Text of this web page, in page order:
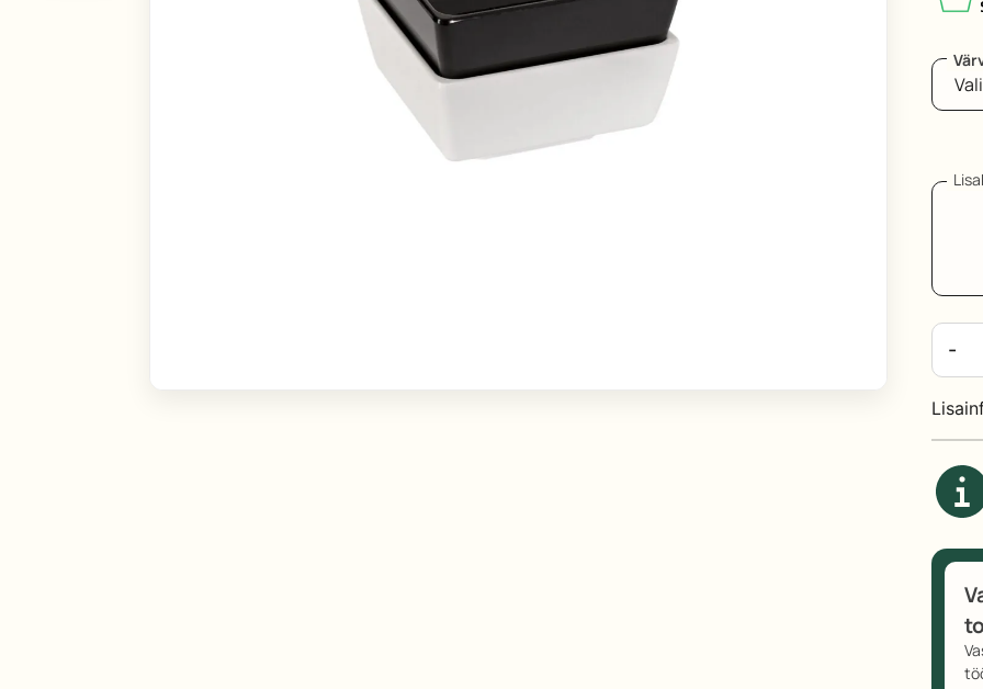
Toote tüüp
Rent Müük
-